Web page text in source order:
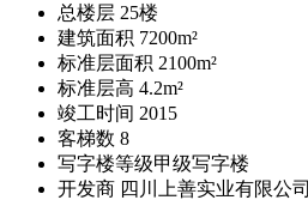
总楼层 25楼
建筑面积 7200m²
标准层面积 2100m²
标准层高 4.2m²
竣工时间 2015
客梯数 8
写字楼等级甲级写字楼
开发商 四川上善实业有限公司